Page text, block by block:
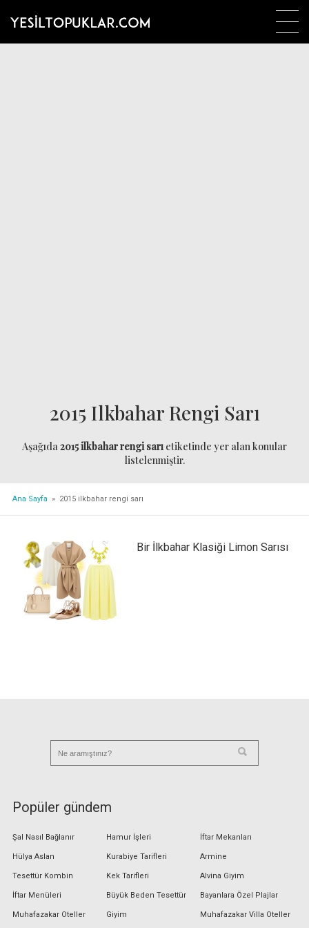
2015 Ilkbahar Rengi Sarı
Aşağıda2015 ilkbahar rengi sarıetiketinde yer alan konular
listelenmiştir.
Ana Sayfa » 2015 ilkbahar rengi sarı
Bir İlkbahar Klasiği Limon Sarısı
Popüler gündem
Şal Nasıl Bağlanır
Hülya Aslan
Tesettür Kombin
İftar Menüleri
Muhafazakar Oteller
Hamur İşleri
Kurabiye Tarifleri
Kek Tarifleri
Büyük Beden Tesettür
Giyim
İftar Mekanları
Armine
Alvina Giyim
Bayanlara Özel Plajlar
Muhafazakar Villa Oteller